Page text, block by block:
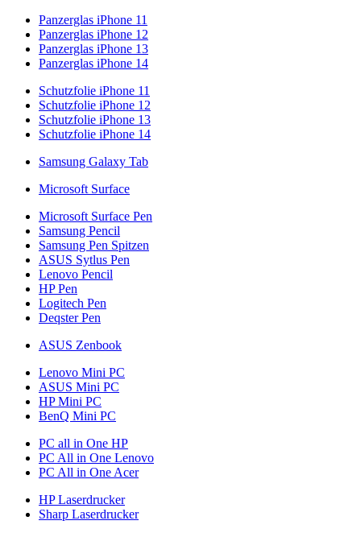
Panzerglas iPhone 11
Panzerglas iPhone 12
Panzerglas iPhone 13
Panzerglas iPhone 14
Schutzfolie iPhone 11
Schutzfolie iPhone 12
Schutzfolie iPhone 13
Schutzfolie iPhone 14
Samsung Galaxy Tab
Microsoft Surface
Microsoft Surface Pen
Samsung Pencil
Samsung Pen Spitzen
ASUS Sytlus Pen
Lenovo Pencil
HP Pen
Logitech Pen
Deqster Pen
ASUS Zenbook
Lenovo Mini PC
ASUS Mini PC
HP Mini PC
BenQ Mini PC
PC all in One HP
PC All in One Lenovo
PC All in One Acer
HP Laserdrucker
Sharp Laserdrucker